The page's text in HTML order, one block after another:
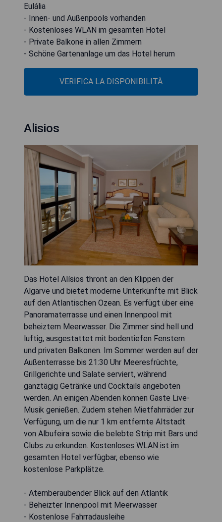
Eulália
- Innen- und Außenpools vorhanden
- Kostenloses WLAN im gesamten Hotel
- Private Balkone in allen Zimmern
- Schöne Gartenanlage um das Hotel herum
VERIFICA LA DISPONIBILITÀ
Alisios
Das Hotel Alísios thront an den Klippen der
Algarve und bietet moderne Unterkünfte mit Blick
auf den Atlantischen Ozean. Es verfügt über eine
Panoramaterrasse und einen Innenpool mit
beheiztem Meerwasser. Die Zimmer sind hell und
luftig, ausgestattet mit bodentiefen Fenstern
und privaten Balkonen. Im Sommer werden auf der
Außenterrasse bis 21:30 Uhr Meeresfrüchte,
Grillgerichte und Salate serviert, während
ganztägig Getränke und Cocktails angeboten
werden. An einigen Abenden können Gäste Live-
Musik genießen. Zudem stehen Mietfahrräder zur
Verfügung, um die nur 1 km entfernte Altstadt
von Albufeira sowie die belebte Strip mit Bars und
Clubs zu erkunden. Kostenloses WLAN ist im
gesamten Hotel verfügbar, ebenso wie
kostenlose Parkplätze.
- Atemberaubender Blick auf den Atlantik
- Beheizter Innenpool mit Meerwasser
- Kostenlose Fahrradausleihe